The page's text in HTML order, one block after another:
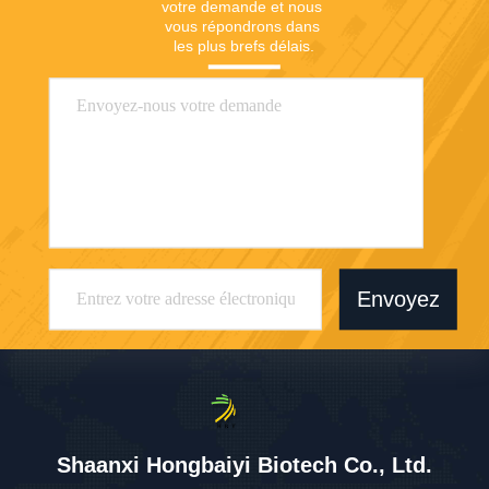
votre demande et nous
vous répondrons dans
les plus brefs délais.
Envoyez
Shaanxi Hongbaiyi Biotech Co., Ltd.